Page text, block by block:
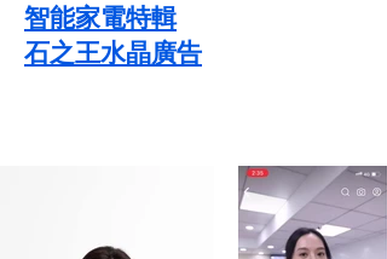
智能家電特輯
石之王水晶廣告